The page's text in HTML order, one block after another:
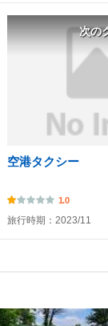
次の
空港タクシー
1.0
旅行時期：2023/11